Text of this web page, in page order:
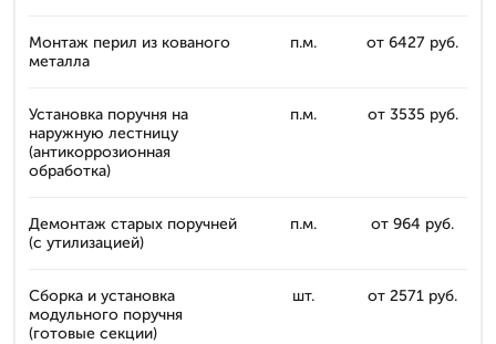
Монтаж перил из кованого
металла
п.м. от 6427 руб.
Установка поручня на
наружную лестницу
(антикоррозионная
обработка)
п.м. от 3535 руб.
Демонтаж старых поручней
(с утилизацией)
п.м. от 964 руб.
Сборка и установка
модульного поручня
(готовые секции)
шт. от 2571 руб.